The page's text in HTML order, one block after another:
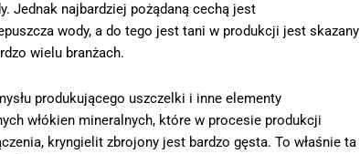
Jednak najbardziej pożądaną cechą jest
wody, a do tego jest tani w produkcji jest skazany
wielu branżach.
produkującego uszczelki i inne elementy
włókien mineralnych, które w procesie produkcji
kryngielit zbrojony jest bardzo gęsta. To właśnie ta